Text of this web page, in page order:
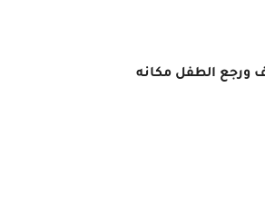
ورجع الطفل مكانه